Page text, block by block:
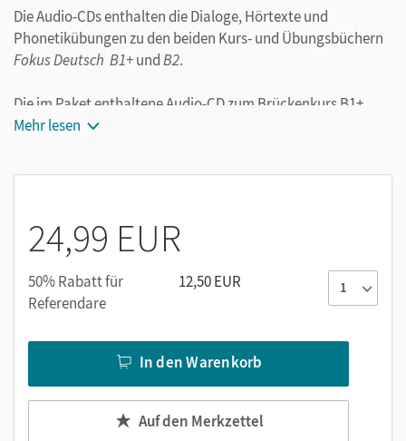
Die Audio-CDs enthalten die Dialoge, Hörtexte und
Phonetikübungen zu den beiden Kurs- und Übungsbüchern
Fokus Deutsch B1+undB2.
Die im Paket enthaltene Audio-CD zum Brückenkurs B1+
wiederholt, vertieft und erweitert wichtige Strukturen,
Die im Paket enthaltene Audio-CDs zum neu bearbeiteten
Band B2 setzen die Lernziele des Basisberufssprachkurses
B2 konsequent um.
Der Band B2 bereitet mit handlungsorientierten,
vor, sicher in der deutschsprachigen Arbeitswelt zu agieren.
Er behandelt ein breites Spektrum berufsbezogener
Handlungsfelder, z. B. Arbeitssuche, Bewerbung,
Regelmäßige Trainingseinheiten bereiten Ihre Lernenden
Mehr lesen
24,99 EUR
50% Rabatt für
Referendare
12,50 EUR
In den Warenkorb
Auf den Merkzettel